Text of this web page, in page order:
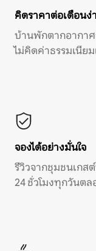
คิดราคาต่อเดือนง่
บ้านพักตากอากาศ
ไม่คิดค่าธรรมเนีย
จองได้อย่างมั่นใจ
รีวิวจากชุมชนเกส
24 ชั่วโมงทุกวันตล